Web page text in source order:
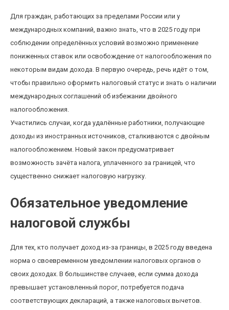
Для граждан, работающих за пределами России или у
международных компаний, важно знать, что в 2025 году при
соблюдении определённых условий возможно применение
пониженных ставок или освобождение от налогообложения по
некоторым видам дохода. В первую очередь, речь идёт о том,
чтобы правильно оформить налоговый статус и знать о наличии
международных соглашений об избежании двойного
налогообложения.
Участились случаи, когда удалённые работники, получающие
доходы из иностранных источников, сталкиваются с двойным
налогообложением. Новый закон предусматривает
возможность зачёта налога, уплаченного за границей, что
существенно снижает налоговую нагрузку.
Обязательное уведомление
налоговой службы
Для тех, кто получает доход из-за границы, в 2025 году введена
норма о своевременном уведомлении налоговых органов о
своих доходах. В большинстве случаев, если сумма дохода
превышает установленный порог, потребуется подача
соответствующих деклараций, а также налоговых вычетов.